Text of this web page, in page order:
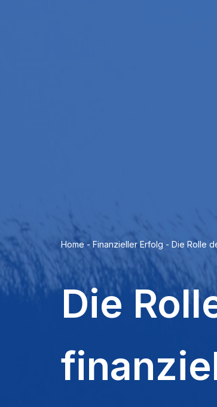
Home -Finanzieller Erfolg - Die Rolle
Die